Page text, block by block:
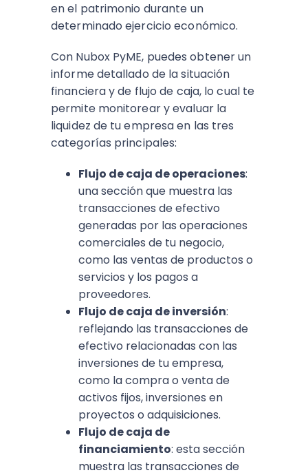
en el patrimonio durante un
determinado ejercicio económico.
Con Nubox PyME, puedes obtener un
informe detallado de la situación
financiera y de flujo de caja, lo cual te
permite monitorear y evaluar la
liquidez de tu empresa en las tres
categorías principales:
Flujo de caja de operaciones:
una sección que muestra las
transacciones de efectivo
generadas por las operaciones
comerciales de tu negocio,
como las ventas de productos o
servicios y los pagos a
proveedores.
Flujo de caja de inversión:
reflejando las transacciones de
efectivo relacionadas con las
inversiones de tu empresa,
como la compra o venta de
activos fijos, inversiones en
proyectos o adquisiciones.
Flujo de caja de
financiamiento: esta sección
muestra las transacciones de